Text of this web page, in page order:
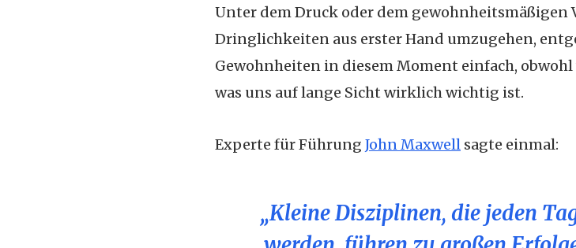
Unter dem Druck oder dem
Dringlichkeiten aus erster Hand umzugehen,
Gewohnheiten in diesem Moment einfach, obwohl
was uns auf lange Sicht wirklich wichtig ist.
Experte für Führung John Maxwell sagte einmal:
„Kleine Disziplinen, die jeden